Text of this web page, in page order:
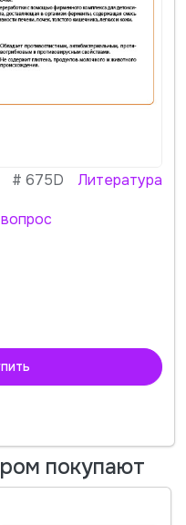
#675D Литература
покупают